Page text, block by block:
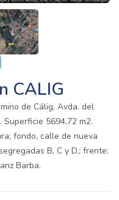
CALIG
de Cálig, Avda. del
Superficie 5694,72 m2.
fondo, calle de nueva
B, C y D.; frente:
Barba.